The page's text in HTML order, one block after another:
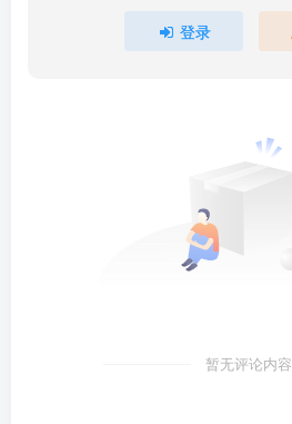
登录
暂无评论内容